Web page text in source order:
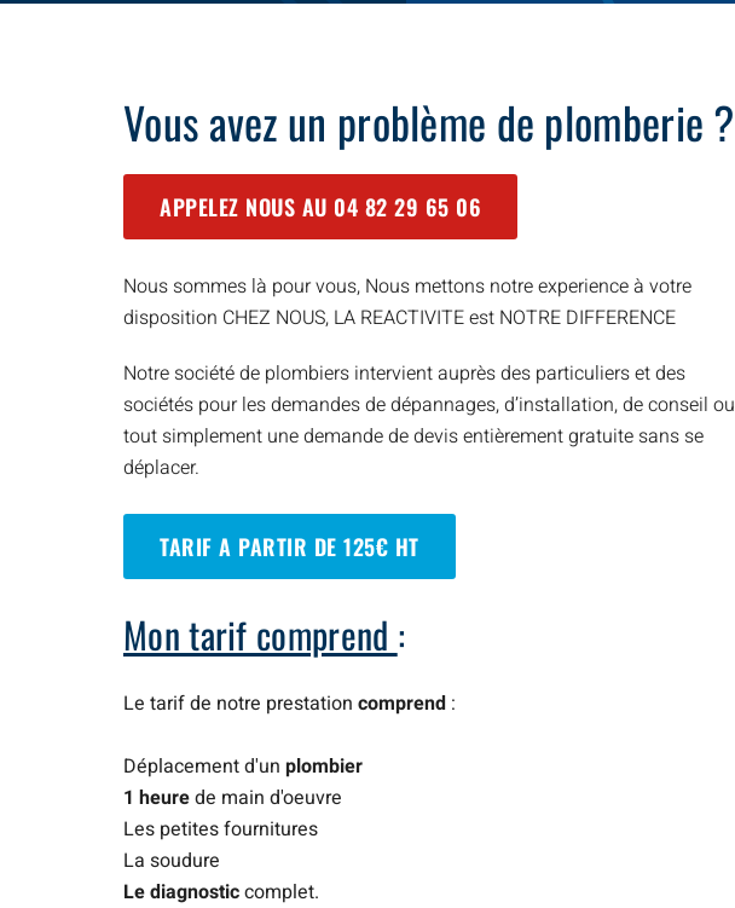
Vous avez un problème de plomberie ?
APPELEZ NOUS AU 04 82 29 65 06
Nous sommes là pour vous, Nous mettons notre experience à votre
disposition CHEZ NOUS, LA REACTIVITE est NOTRE DIFFERENCE
Notre société de plombiers intervient auprès des particuliers et des
sociétés pour les demandes de dépannages, d’installation, de conseil ou
tout simplement une demande de devis entièrement gratuite sans se
déplacer.
TARIF A PARTIR DE 125€ HT
Mon tarif comprend :
Le tarif de notre prestation comprend :
Déplacement d'un plombier
1 heurede main d'oeuvre
Les petites fournitures
La soudure
Le diagnosticcomplet.